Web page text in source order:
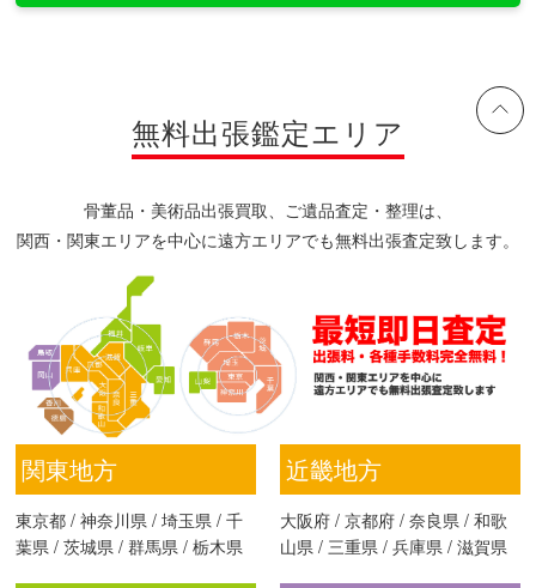
無料出張鑑定エリア
骨董品・美術品出張買取、ご遺品査定・整理は、
関西・関東エリアを中心に遠方エリアでも無料出張査定致します。
関東地方
東京都 /神奈川県 /埼玉県 /千
葉県 /茨城県 /群馬県 /栃木県
近畿地方
大阪府 / 京都府 / 奈良県 / 和歌
山県 / 三重県 / 兵庫県 / 滋賀県